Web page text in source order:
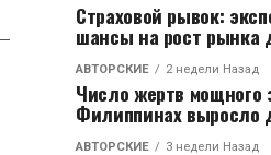
Страховой рывок:
шансы на рост рынка
АВТОРСКИЕ 2 недели Назад
Число жертв мощного
Филиппинах выросло
АВТОРСКИЕ 3 недели Назад